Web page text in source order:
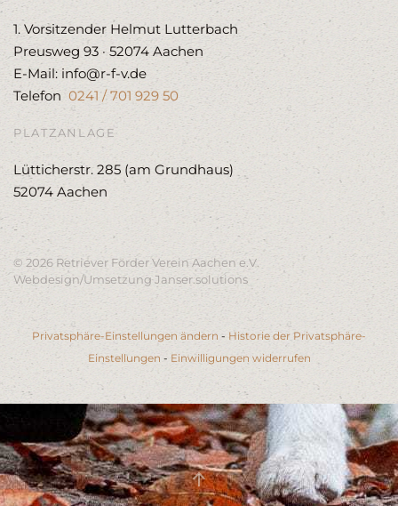
1. Vorsitzender Helmut Lutterbach
Preusweg 93 · 52074 Aachen
E-Mail: info@r-f-v.de
Telefon 0241 / 701 929 50
PLATZANLAGE
Lütticherstr. 285 (am Grundhaus)
52074 Aachen
-
© 2026 Retriever Förder Verein Aachen e.V.
Webdesign/UmsetzungJanser.solutions
Privatsphäre-Einstellungen ändern - Historie der Privatsphäre-
Einstellungen - Einwilligungen widerrufen